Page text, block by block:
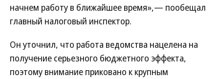
начнем работу в ближайшее время»,— пообещал
главный налоговый инспектор.
Он уточнил, что работа ведомства нацелена на
получение серьезного бюджетного эффекта,
поэтому внимание приковано к крупным